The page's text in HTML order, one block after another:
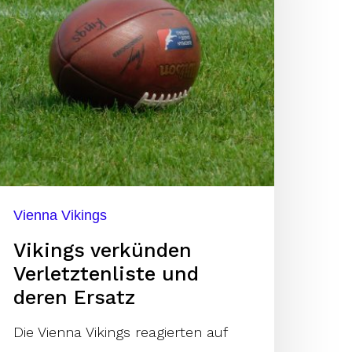
Vienna Vikings
Vikings verkünden
Verletztenliste und
deren Ersatz
Die Vienna Vikings reagierten auf